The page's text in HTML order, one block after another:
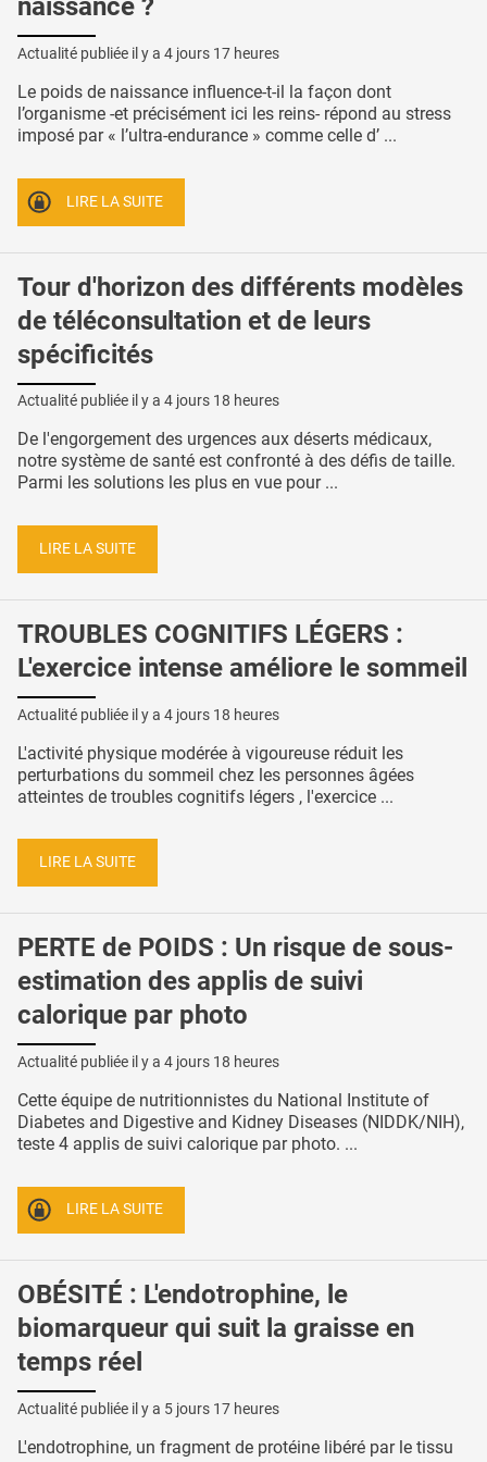
naissance ?
Actualité publiée il y a 4 jours 17 heures
Le poids de naissance influence-t-il la façon dont
l’organisme -et précisément ici les reins- répond au stress
imposé par « l’ultra-endurance » comme celle d’ ...
LIRE LA SUITE
Tour d'horizon des différents modèles
de téléconsultation et de leurs
spécificités
Actualité publiée il y a 4 jours 18 heures
De l'engorgement des urgences aux déserts médicaux,
notre système de santé est confronté à des défis de taille.
Parmi les solutions les plus en vue pour ...
LIRE LA SUITE
TROUBLES COGNITIFS LÉGERS :
L'exercice intense améliore le sommeil
Actualité publiée il y a 4 jours 18 heures
L'activité physique modérée à vigoureuse réduit les
perturbations du sommeil chez les personnes âgées
atteintes de troubles cognitifs légers , l'exercice ...
LIRE LA SUITE
PERTE de POIDS : Un risque de sous-
estimation des applis de suivi
calorique par photo
Actualité publiée il y a 4 jours 18 heures
Cette équipe de nutritionnistes du National Institute of
Diabetes and Digestive and Kidney Diseases (NIDDK/NIH),
teste 4 applis de suivi calorique par photo. ...
LIRE LA SUITE
OBÉSITÉ : L'endotrophine, le
biomarqueur qui suit la graisse en
temps réel
Actualité publiée il y a 5 jours 17 heures
L'endotrophine, un fragment de protéine libéré par le tissu